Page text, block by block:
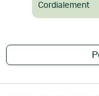
Cordialement